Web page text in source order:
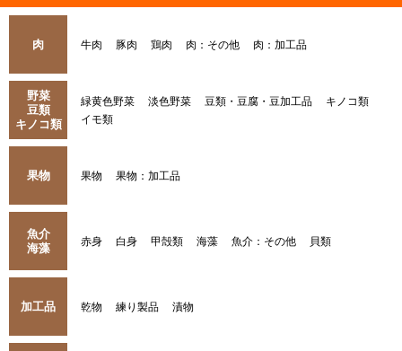
肉 牛肉 豚肉 鶏肉 肉：その他 肉：加工品
野菜
豆類
キノコ類
緑黄色野菜 淡色野菜 豆類・豆腐・豆加工品
キノコ類
イモ類
果物 果物 果物：加工品
魚介
海藻
赤身 白身 甲殻類 海藻 魚介：その他 貝類
加工品 乾物 練り製品 漬物